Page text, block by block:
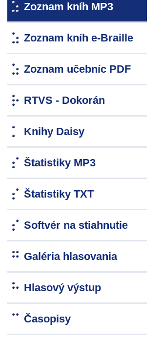
Zoznam kníh MP3
Zoznam kníh e-Braille
Zoznam učebníc PDF
RTVS - Dokorán
Knihy Daisy
Štatistiky MP3
Štatistiky TXT
Softvér na stiahnutie
Galéria hlasovania
Hlasový výstup
Časopisy